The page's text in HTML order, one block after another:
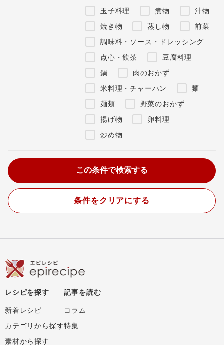
玉子料理
煮物
汁物
焼き物
蒸し物
前菜
調味料・ソース・ドレッシング
点心・飲茶
豆腐料理
鍋
肉のおかず
米料理・チャーハン
麺
麺類
野菜のおかず
揚げ物
卵料理
炒め物
条件をクリアにする
レシピを探す
新着レシピ
カテゴリから探す
素材から探す
記事を読む
コラム
特集